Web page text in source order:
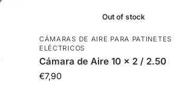
Out of stock
CÁMARAS DE AIRE PARA PATINETES
ELÉCTRICOS
Cámara de Aire 10 x 2 / 2.50
€7,90